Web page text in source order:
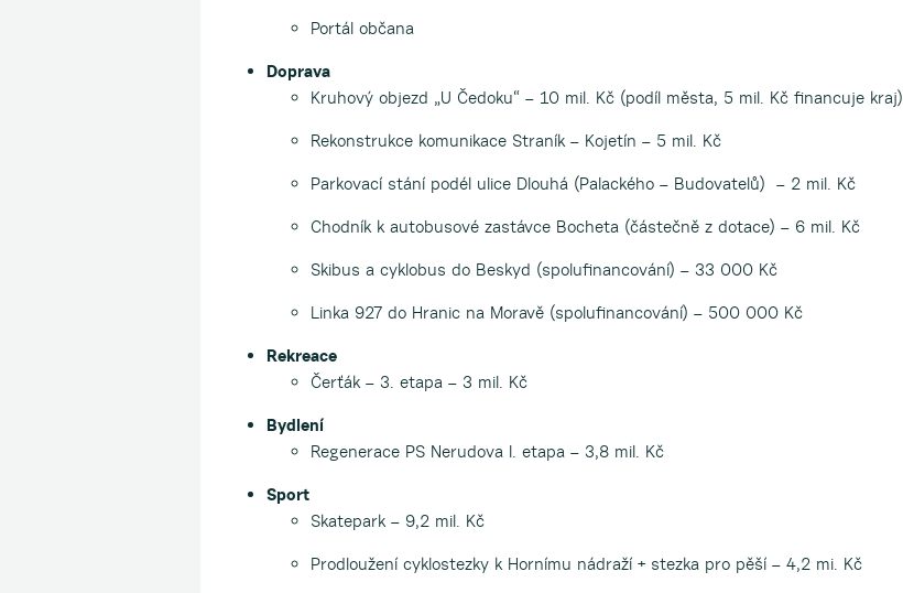
Portál občana
Doprava
Kruhový objezd „U Čedoku“ – 10 mil. Kč (podíl města, 5 mil. Kč financuje kraj)
Rekonstrukce komunikace Straník – Kojetín – 5 mil. Kč
Parkovací stání podél ulice Dlouhá (Palackého – Budovatelů) – 2 mil. Kč
Chodník k autobusové zastávce Bocheta (částečně z dotace) – 6 mil. Kč
Skibus a cyklobus do Beskyd (spolufinancování) – 33 000 Kč
Linka 927 do Hranic na Moravě (spolufinancování) – 500 000 Kč
Rekreace
Čerťák – 3. etapa – 3 mil. Kč
Bydlení
Regenerace PS Nerudova I. etapa – 3,8 mil. Kč
Sport
Skatepark – 9,2 mil. Kč
Prodloužení cyklostezky k Hornímu nádraží + stezka pro pěší – 4,2 mi. Kč